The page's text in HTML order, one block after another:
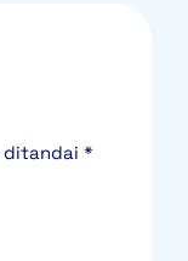
ditandai *